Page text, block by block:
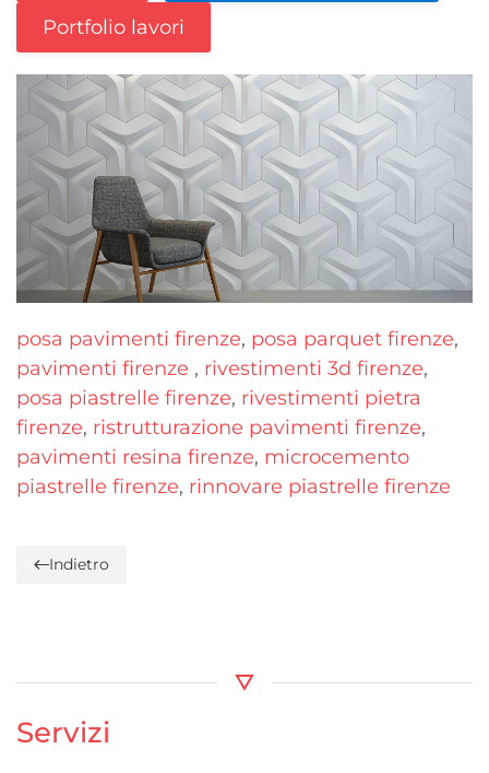
Portfolio lavori
posa pavimenti firenze, posa parquet firenze,
pavimenti firenze , rivestimenti 3d firenze,
posa piastrelle firenze, rivestimenti pietra
firenze, ristrutturazione pavimenti firenze,
pavimenti resina firenze, microcemento
piastrelle firenze, rinnovare piastrelle firenze
Indietro
Servizi